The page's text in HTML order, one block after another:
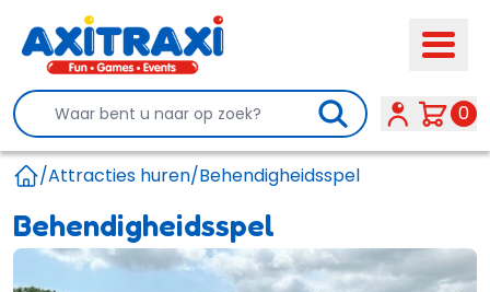
Search 0
/Attracties huren/Behendigheidsspel
Behendigheidsspel